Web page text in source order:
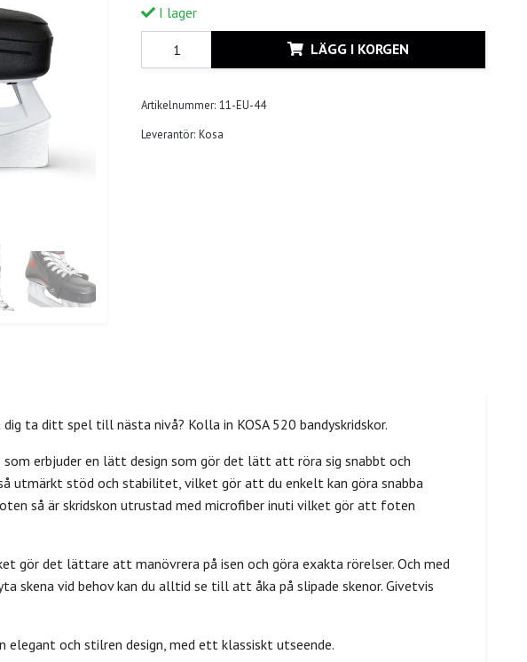
I lager
LÄGG I KORGEN
Artikelnummer: 11-EU-44
Leverantör: Kosa
ta ditt spel till nästa nivå? Kolla in KOSA 520 bandyskridskor.
erbjuder en lätt design som gör det lätt att röra sig snabbt och
utmärkt stöd och stabilitet, vilket gör att du enkelt kan göra snabba
så är skridskon utrustad med microfiber inuti vilket gör att foten
gör det lättare att manövrera på isen och göra exakta rörelser. Och med
skena vid behov kan du alltid se till att åka på slipade skenor. Givetvis
elegant och stilren design, med ett klassiskt utseende.